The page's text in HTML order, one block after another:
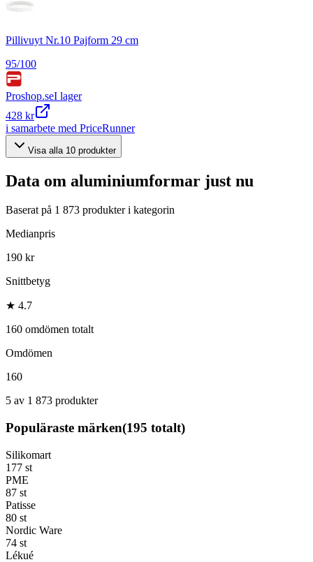
Pillivuyt Nr.10 Pajform 29 cm
95/100
Proshop.seI lager
428 kr
i samarbete med PriceRunner
Visa alla 10 produkter
Data om aluminiumformar just nu
Baserat på 1 873 produkter i kategorin
Medianpris
190 kr
Snittbetyg
★ 4.7
160 omdömen totalt
Omdömen
160
5 av 1 873 produkter
Populäraste märken(195 totalt)
Silikomart
177 st
PME
87 st
Patisse
80 st
Nordic Ware
74 st
Lékué